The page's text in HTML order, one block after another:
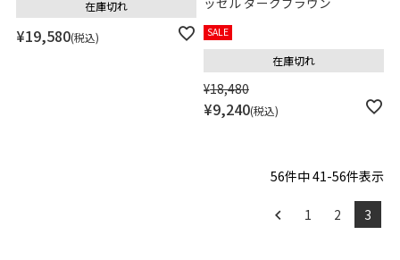
¥19,580 税込
在庫切れ
SALE
¥18,480
¥9,240 税込
在庫切れ
56件中41-56件表示
1 2 3